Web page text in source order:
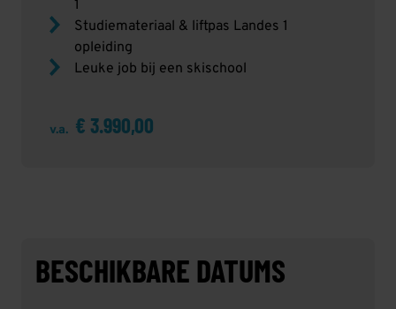
1
Studiemateriaal & liftpas Landes 1
opleiding
Leuke job bij een skischool
v.a. € 3.990,00
BESCHIKBARE DATUMS